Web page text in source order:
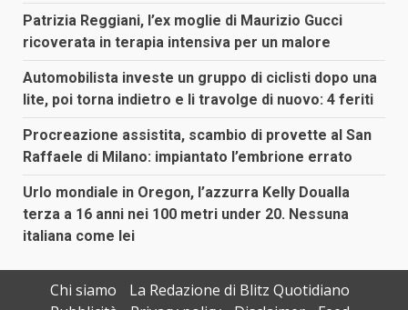
Patrizia Reggiani, l’ex moglie di Maurizio Gucci
ricoverata in terapia intensiva per un malore
Automobilista investe un gruppo di ciclisti dopo una
lite, poi torna indietro e li travolge di nuovo: 4 feriti
Procreazione assistita, scambio di provette al San
Raffaele di Milano: impiantato l’embrione errato
Urlo mondiale in Oregon, l’azzurra Kelly Doualla
terza a 16 anni nei 100 metri under 20. Nessuna
italiana come lei
Chi siamo
La Redazione di Blitz Quotidiano